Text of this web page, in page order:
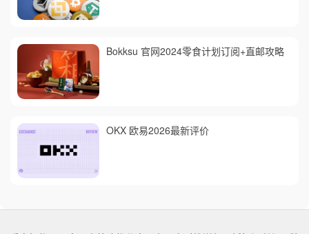
Bokksu 官网2024零食计划订阅+直邮攻略
OKX 欧易2026最新评价